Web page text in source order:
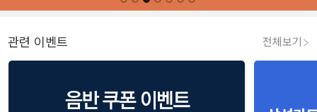
관련 이벤트 전체보기